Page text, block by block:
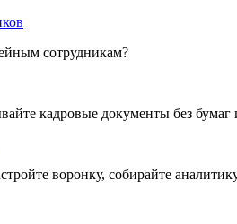
сотрудникам?
кадровые документы без
воронку, собирайте